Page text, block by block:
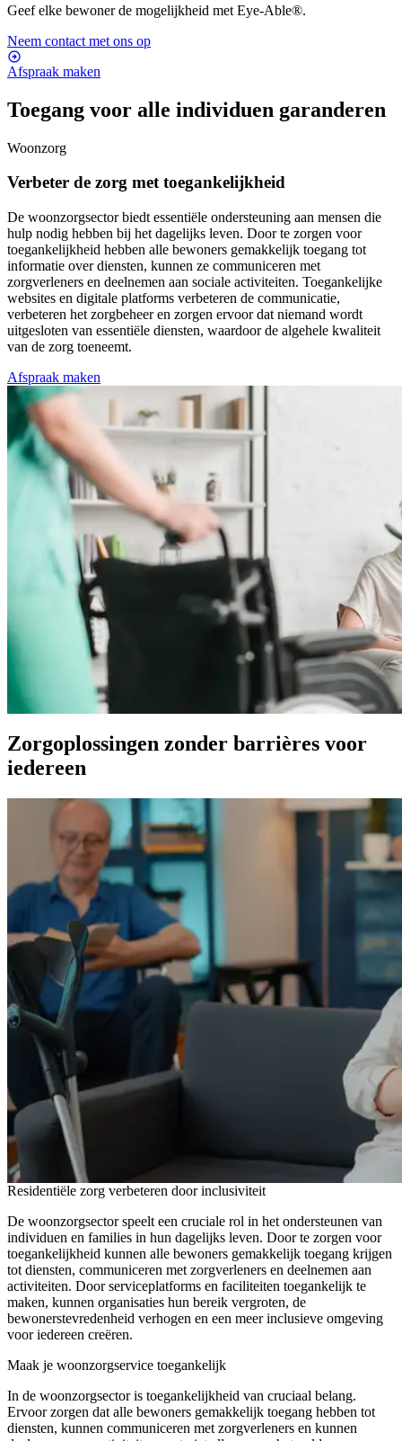
Geef elke bewoner de mogelijkheid met Eye-Able®.
Neem contact met ons op
Afspraak maken
Toegang voor alle individuen garanderen
Woonzorg
Verbeter de zorg met toegankelijkheid
De woonzorgsector biedt essentiële ondersteuning aan mensen die
hulp nodig hebben bij het dagelijks leven. Door te zorgen voor
toegankelijkheid hebben alle bewoners gemakkelijk toegang tot
informatie over diensten, kunnen ze communiceren met
zorgverleners en deelnemen aan sociale activiteiten. Toegankelijke
websites en digitale platforms verbeteren de communicatie,
verbeteren het zorgbeheer en zorgen ervoor dat niemand wordt
uitgesloten van essentiële diensten, waardoor de algehele kwaliteit
van de zorg toeneemt.
Afspraak maken
Zorgoplossingen zonder barrières voor
iedereen
Residentiële zorg verbeteren door inclusiviteit
De woonzorgsector speelt een cruciale rol in het ondersteunen van
individuen en families in hun dagelijks leven. Door te zorgen voor
toegankelijkheid kunnen alle bewoners gemakkelijk toegang krijgen
tot diensten, communiceren met zorgverleners en deelnemen aan
activiteiten. Door serviceplatforms en faciliteiten toegankelijk te
maken, kunnen organisaties hun bereik vergroten, de
bewonerstevredenheid verhogen en een meer inclusieve omgeving
voor iedereen creëren.
Maak je woonzorgservice toegankelijk
In de woonzorgsector is toegankelijkheid van cruciaal belang.
Ervoor zorgen dat alle bewoners gemakkelijk toegang hebben tot
diensten, kunnen communiceren met zorgverleners en kunnen